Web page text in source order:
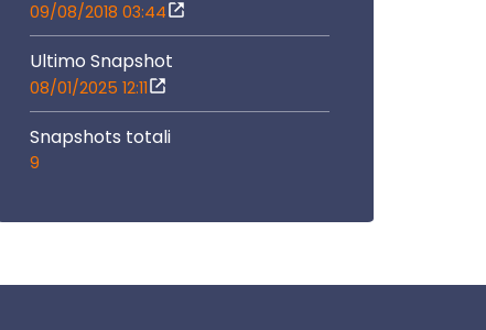
09/08/2018 03:44
Ultimo Snapshot
08/01/2025 12:11
Snapshots totali
9